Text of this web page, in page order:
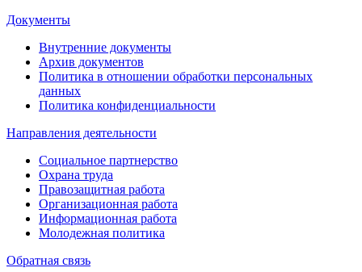
Документы
Внутренние документы
Архив документов
Политика в отношении обработки персональных
данных
Политика конфиденциальности
Направления деятельности
Социальное партнерство
Охрана труда
Правозащитная работа
Организационная работа
Информационная работа
Молодежная политика
Обратная связь